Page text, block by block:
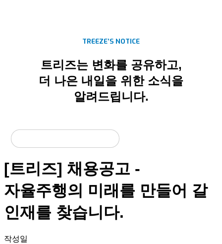
TREEZE’S NOTICE
트리즈는 변화를 공유하고,
더 나은 내일을 위한 소식을
알려드립니다.
[트리즈] 채용공고 -
자율주행의 미래를 만들어 갈
인재를 찾습니다.
작성일